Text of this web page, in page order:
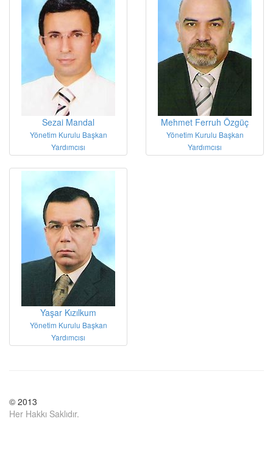
Sezai Mandal
Yönetim Kurulu Başkan
Yardımcısı
Mehmet Ferruh Özgüç
Yönetim Kurulu Başkan
Yardımcısı
Yaşar Kızılkum
Yönetim Kurulu Başkan
Yardımcısı
© 2013
Her Hakkı Saklıdır.